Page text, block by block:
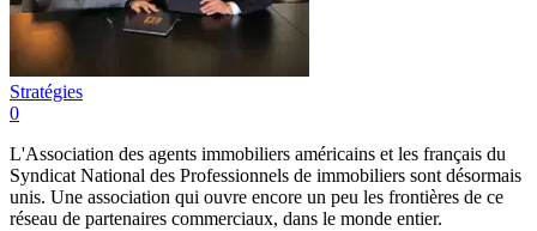
Stratégies
0
L'Association des agents immobiliers américains et les français du
Syndicat National des Professionnels de immobiliers sont désormais
unis. Une association qui ouvre encore un peu les frontières de ce
réseau de partenaires commerciaux, dans le monde entier.